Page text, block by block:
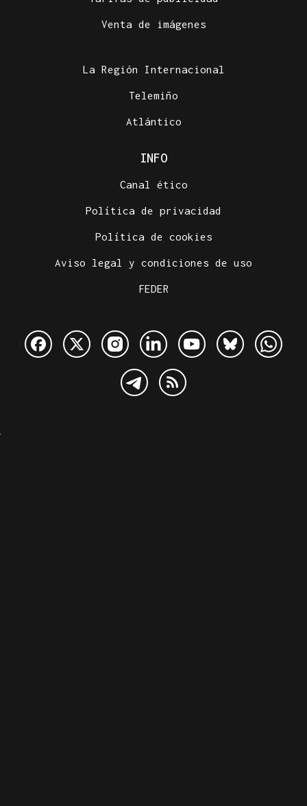
Venta de imágenes
La Región Internacional
Telemiño
Atlántico
INFO
Canal ético
Política de privacidad
Política de cookies
Aviso legal y condiciones de uso
FEDER